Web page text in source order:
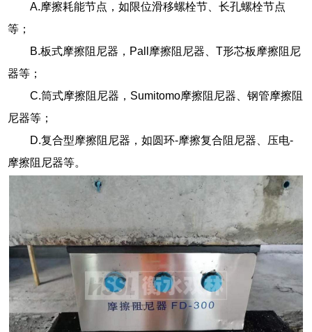
A.摩擦耗能节点，如限位滑移螺栓节、长孔螺栓节点
等；
B.板式摩擦阻尼器，Pall摩擦阻尼器、T形芯板摩擦阻尼
器等；
C.筒式摩擦阻尼器，Sumitomo摩擦阻尼器、钢管摩擦阻
尼器等；
D.复合型摩擦阻尼器，如圆环-摩擦复合阻尼器、压电-
摩擦阻尼器等。